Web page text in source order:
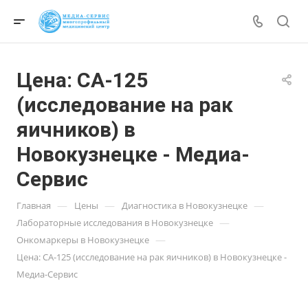
Цена: СА-125
(исследование на рак
яичников) в
Новокузнецке - Медиа-
Сервис
Главная — Цены — Диагностика в Новокузнецке —
Лабораторные исследования в Новокузнецке —
Онкомаркеры в Новокузнецке —
Цена: СА-125 (исследование на рак яичников) в Новокузнецке -
Медиа-Сервис